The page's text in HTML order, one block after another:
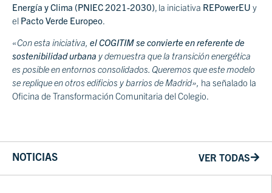
Energía y Clima (PNIEC 2021-2030) , la iniciativa REPowerEU y
el Pacto Verde Europeo
«Con esta iniciativa, el COGITIM se convierte en referente de
sostenibilidad urbana y demuestra que la transición energética
es posible en entornos consolidados. Queremos que este modelo
se replique en otros edificios y barrios de Madrid», ha señalado la
Oficina de Transformación Comunitaria del Colegio.
NOTICIAS VER TODAS